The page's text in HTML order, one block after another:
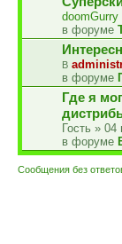
doomGurry
в форуме
в форуме
Где я
Гость »
в форуме
Сообщения без